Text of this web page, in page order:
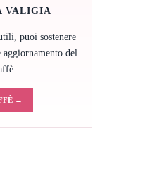
VALIGIA
puoi sostenere
del
→